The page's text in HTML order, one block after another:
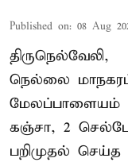
Published on: 08 Aug
திருநெல்வேலி,
நெல்லை
மேலப்பாளையம்
கஞ்சா, 2
பறிமுதல்